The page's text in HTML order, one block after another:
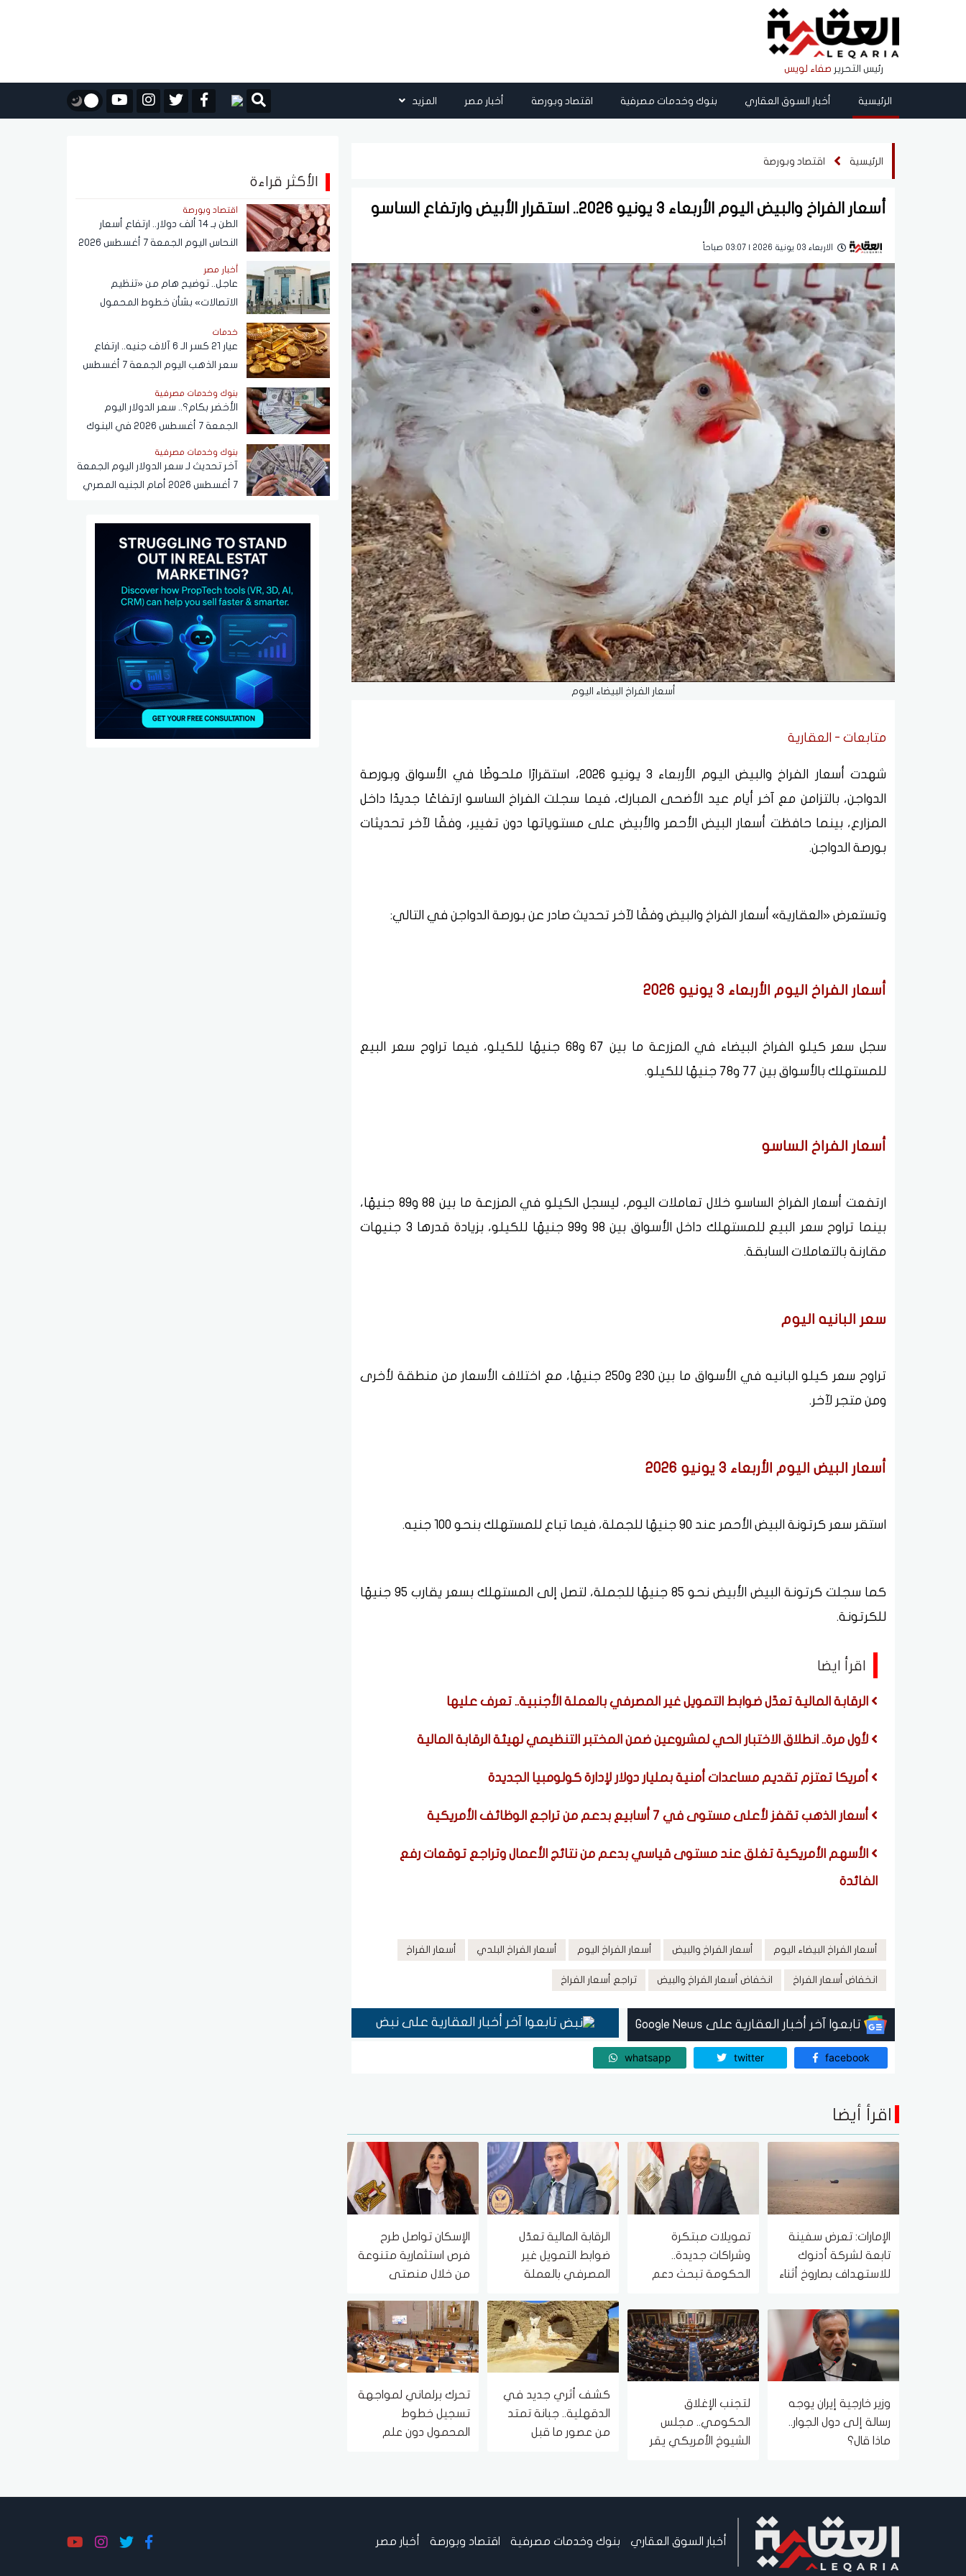
رئيس التحرير صفاء لويس
الرئيسية أخبار السوق العقاري بنوك وخدمات مصرفية اقتصاد وبورصة أخبار مصر المزيد
الرئيسية اقتصاد وبورصة
أسعار الفراخ والبيض اليوم الأربعاء 3 يونيو 2026.. استقرار الأبيض وارتفاع الساسو
الاربعاء 03 يونية 2026 | 03:07 صباحاً
أسعار الفراخ البيضاء اليوم
متابعات - العقارية
شهدت أسعار الفراخ والبيض اليوم الأربعاء 3 يونيو 2026، استقرارًا ملحوظًا في الأسواق وبورصة
الدواجن، بالتزامن مع آخر أيام عيد الأضحى المبارك، فيما سجلت الفراخ الساسو ارتفاعًا جديدًا داخل
المزارع، بينما حافظت أسعار البيض الأحمر والأبيض على مستوياتها دون تغيير، وفقًا لآخر تحديثات
بورصة الدواجن.
وتستعرض «العقارية» أسعار الفراخ والبيض وفقًا لآخر تحديث صادر عن بورصة الدواجن في التالي:
أسعار الفراخ اليوم الأربعاء 3 يونيو 2026
سجل سعر كيلو الفراخ البيضاء في المزرعة ما بين 67 و68 جنيهًا للكيلو، فيما تراوح سعر البيع
للمستهلك بالأسواق بين 77 و78 جنيهًا للكيلو.
أسعار الفراخ الساسو
ارتفعت أسعار الفراخ الساسو خلال تعاملات اليوم، ليسجل الكيلو في المزرعة ما بين 88 و89 جنيهًا،
بينما تراوح سعر البيع للمستهلك داخل الأسواق بين 98 و99 جنيهًا للكيلو، بزيادة قدرها 3 جنيهات
مقارنة بالتعاملات السابقة.
سعر البانيه اليوم
تراوح سعر كيلو البانيه في الأسواق ما بين 230 و250 جنيهًا، مع اختلاف الأسعار من منطقة لأخرى
ومن متجر لآخر.
أسعار البيض اليوم الأربعاء 3 يونيو 2026
استقر سعر كرتونة البيض الأحمر عند 90 جنيهًا للجملة، فيما تباع للمستهلك بنحو 100 جنيه.
كما سجلت كرتونة البيض الأبيض نحو 85 جنيهًا للجملة، لتصل إلى المستهلك بسعر يقارب 95 جنيهًا
للكرتونة.
اقرأ ايضا
الرقابة المالية تعدّل ضوابط التمويل غير المصرفي بالعملة الأجنبية.. تعرف عليها
لأول مرة.. انطلاق الاختبار الحي لمشروعين ضمن المختبر التنظيمي لهيئة الرقابة المالية
أمريكا تعتزم تقديم مساعدات أمنية بمليار دولار لإدارة كولومبيا الجديدة
أسعار الذهب تقفز لأعلى مستوى في 7 أسابيع بدعم من تراجع الوظائف الأمريكية
الأسهم الأمريكية تغلق عند مستوى قياسي بدعم من نتائج الأعمال وتراجع توقعات رفع
الفائدة
أسعار الفراخ البيضاء اليوم أسعار الفراخ والبيض أسعار الفراخ اليوم أسعار الفراخ البلدي أسعار الفراخ
انخفاض أسعار الفراخ انخفاض أسعار الفراخ والبيض تراجع أسعار الفراخ
تابعوا آخر أخبار العقارية على Google News تابعوا آخر أخبار العقارية على نبض
facebook
twitter
whatsapp
اقرأ أيضا
الإمارات: تعرض سفينة
تابعة لشركة أدنوك
للاستهداف بصاروخ أثناء
اليوم
تمويلات مبتكرة
وشراكات جديدة..
الحكومة تبحث دعم
والمعادن النادرة
الرقابة المالية تعدّل
ضوابط التمويل غير
المصرفي بالعملة
الإسكان تواصل طرح
فرص استثمارية متنوعة
من خلال منصتى
والأجنبي
وزير خارجية إيران يوجه
رسالة إلى دول الجوار..
ماذا قال؟
لتجنب الإغلاق
الحكومي.. مجلس
الشيوخ الأمريكي يقر
كشف أثري جديد في
الدقهلية.. جبانة تمتد
من عصور ما قبل
تحرك برلماني لمواجهة
تسجيل خطوط
المحمول دون علم
الأكثر قراءة
اقتصاد وبورصة
الطن بـ 14 ألف دولار.. ارتفاع أسعار
النحاس اليوم الجمعة 7 أغسطس 2026
أخبار مصر
عاجل.. توضيح هام من «تنظيم
الاتصالات» بشأن خطوط المحمول
خدمات
عيار 21 كسر الـ 6 آلاف جنيه.. ارتفاع
سعر الذهب اليوم الجمعة 7 أغسطس
بنوك وخدمات مصرفية
الأخضر بكام؟.. سعر الدولار اليوم
الجمعة 7 أغسطس 2026 في البنوك
بنوك وخدمات مصرفية
آخر تحديث لـ سعر الدولار اليوم الجمعة
7 أغسطس 2026 أمام الجنيه المصري
أخبار السوق العقاري بنوك وخدمات مصرفية اقتصاد وبورصة أخبار مصر